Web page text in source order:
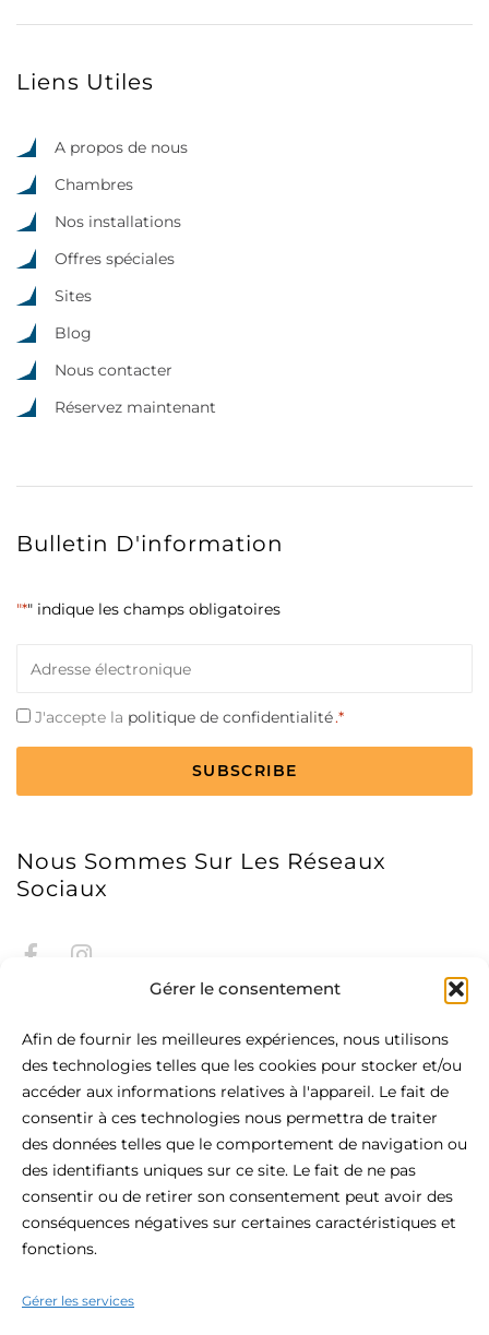
Gérer le consentement
Afin de fournir les meilleures expériences, nous utilisons
des technologies telles que les cookies pour stocker et/ou
accéder aux informations relatives à l'appareil. Le fait de
consentir à ces technologies nous permettra de traiter
des données telles que le comportement de navigation ou
des identifiants uniques sur ce site. Le fait de ne pas
consentir ou de retirer son consentement peut avoir des
conséquences négatives sur certaines caractéristiques et
fonctions.
Gérer les services
Liens Utiles
A propos de nous
Chambres
Nos installations
Offres spéciales
Sites
Blog
Nous contacter
Réservez maintenant
Bulletin D'information
"*" indique les champs obligatoires
Consentement
J'accepte la politique de confidentialité.*
CAPTCHA
Nous Sommes Sur Les Réseaux
Sociaux
À Propos De Be.HOTEL
Situé au cœur de St Julian's, le be.HOTEL est la définition
même du confort urbain moderne. Cet hôtel 4 étoiles
bénéficie d'une situation centrale et constitue l'endroit idéal
les boutiques et la vie nocturne à votre porte.